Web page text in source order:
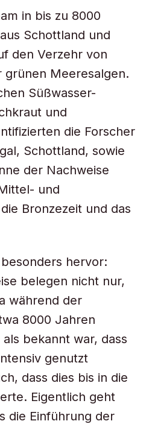
in bis zu 8000
Schottland und
den Verzehr von
Meeresalgen.
Süßwasser-
und
die Forscher
Schottland, sowie
der Nachweise
und
Bronzezeit und das
hervor:
belegen nicht nur,
während der
8000 Jahren
bekannt war, dass
genutzt
dass dies bis in die
Eigentlich geht
die Einführung der